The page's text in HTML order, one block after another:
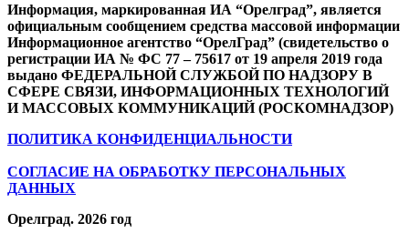
Информация, маркированная ИА “Орелград”, является
официальным сообщением средства массовой информации
Информационное агентство “ОрелГрад” (свидетельство о
регистрации ИА № ФС 77 – 75617 от 19 апреля 2019 года
выдано ФЕДЕРАЛЬНОЙ СЛУЖБОЙ ПО НАДЗОРУ В
СФЕРЕ СВЯЗИ, ИНФОРМАЦИОННЫХ ТЕХНОЛОГИЙ
И МАССОВЫХ КОММУНИКАЦИЙ (РОСКОМНАДЗОР)
ПОЛИТИКА КОНФИДЕНЦИАЛЬНОСТИ
СОГЛАСИЕ НА ОБРАБОТКУ ПЕРСОНАЛЬНЫХ
ДАННЫХ
Орелград. 2026 год